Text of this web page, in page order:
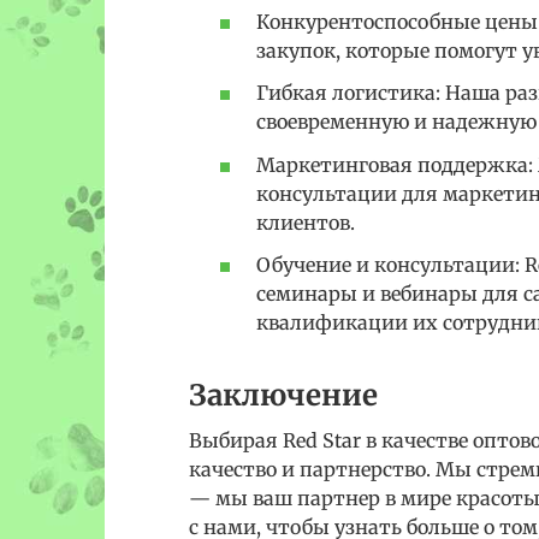
Конкурентоспособные
закупок, которые помогут
Гибкая логистика: Наша
своевременную и надежную
Маркетинговая
консультации для
клиентов.
Обучение и консультации:
семинары и вебинары для
квалификации их
Заключение
Выбирая Red Star в качестве
качество и партнерство. Мы
— мы ваш партнер в мире
с нами, чтобы узнать больше о